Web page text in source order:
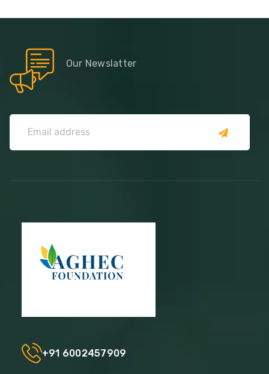
Our Newslatter
+91 6002457909